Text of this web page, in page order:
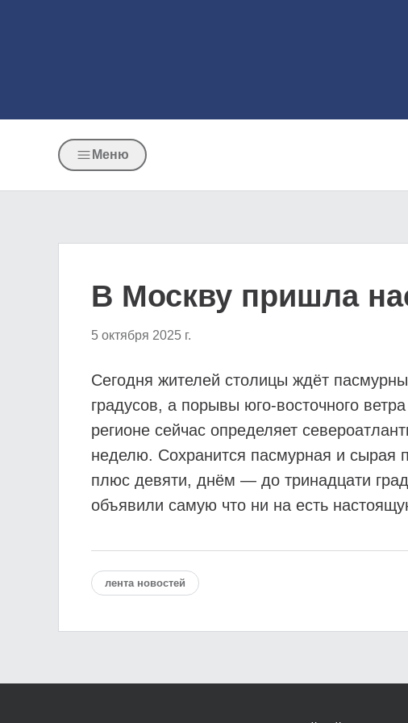
Меню
В Москву пришла
5 октября 2025 г.
Сегодня жителей столицы ждёт
градусов, а порывы юго-восточного
регионе сейчас определяет
неделю. Сохранится пасмурная и сырая
плюс девяти, днём — до тринадцати
объявили самую что ни на есть
лента новостей